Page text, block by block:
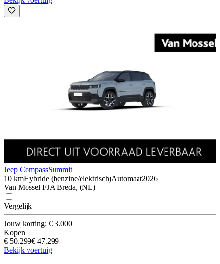
Jeep CompassSummit
10 kmHybride (benzine/elektrisch)Automaat2026
Van Mossel FJA Breda, (NL)
Vergelijk
Jouw korting: € 3.000
Kopen
€ 50.299€ 47.299
Bekijk voertuig